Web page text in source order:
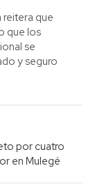
reitera que
que los
se
y seguro
por cuatro
en Mulegé